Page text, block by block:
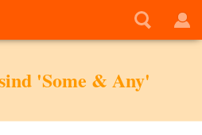
'Some & Any'